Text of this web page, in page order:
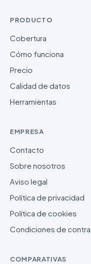
PRODUCTO
Cobertura
Cómo funciona
Precio
Calidad de datos
Herramientas
EMPRESA
Contacto
Sobre nosotros
Aviso legal
Política de privacidad
Política de cookies
Condiciones de
COMPARATIVAS